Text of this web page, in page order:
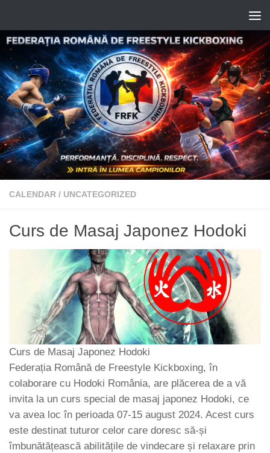
CALENDAR / UNCATEGORIZED
Curs de Masaj Japonez Hodoki
Curs de Masaj Japonez Hodoki
Federația Română de Freestyle Kickboxing, în
colaborare cu Hodoki România, are plăcerea de a vă
invita la un curs special de masaj japonez Hodoki, ce
va avea loc în perioada 07-15 august 2024. Acest curs
este destinat tuturor celor care doresc să-și
îmbunătățească abilitățile de vindecare și relaxare prin